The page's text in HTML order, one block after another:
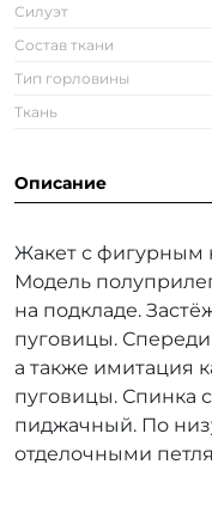
Силуэт
Состав ткани
Тип горловины
Ткань
Описание
Жакет с фигурным
Модель
на подкладе.
пуговицы.
а также имитация
пуговицы. Спинка
пиджачный. По
отделочными